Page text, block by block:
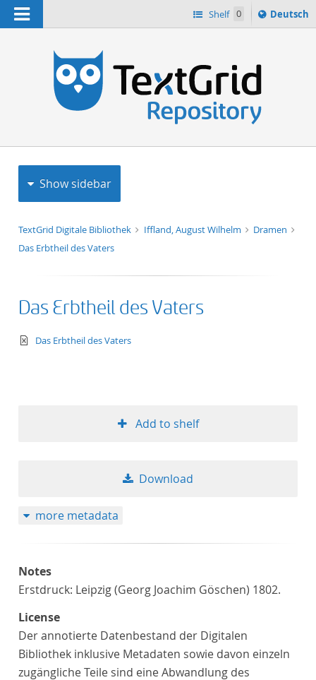
Navigation Shelf 0
Sprache
ï¿½ndern
Deutsch
Show sidebar
TextGrid Digitale Bibliothek Iffland, August Wilhelm
Dramen
Das Erbtheil des Vaters
Das Erbtheil des Vaters
text/xml
Das Erbtheil des Vaters
Add to shelf
Download
more metadata
Notes
Erstdruck: Leipzig (Georg Joachim Göschen) 1802.
License
Der annotierte Datenbestand der Digitalen
Bibliothek inklusive Metadaten sowie davon einzeln
zugängliche Teile sind eine Abwandlung des